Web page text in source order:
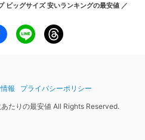
ビッグサイズ 安いランキングの最安値 ／
報
プライバシーポリシー
たりの最安値 All Rights Reserved.